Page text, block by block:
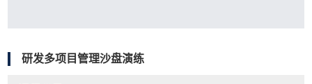
研发多项目管理沙盘演练